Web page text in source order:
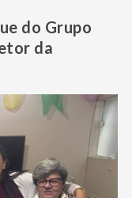
do Grupo
da